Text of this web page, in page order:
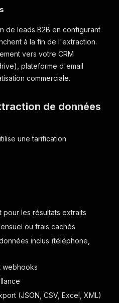
de leads B2B en configurant
à la fin de l'extraction.
vers votre CRM
plateforme d'email
commerciale.
de données
une tarification
pour les résultats extraits
ou frais cachés
inclus (téléphone,
webhooks
(JSON, CSV, Excel, XML)